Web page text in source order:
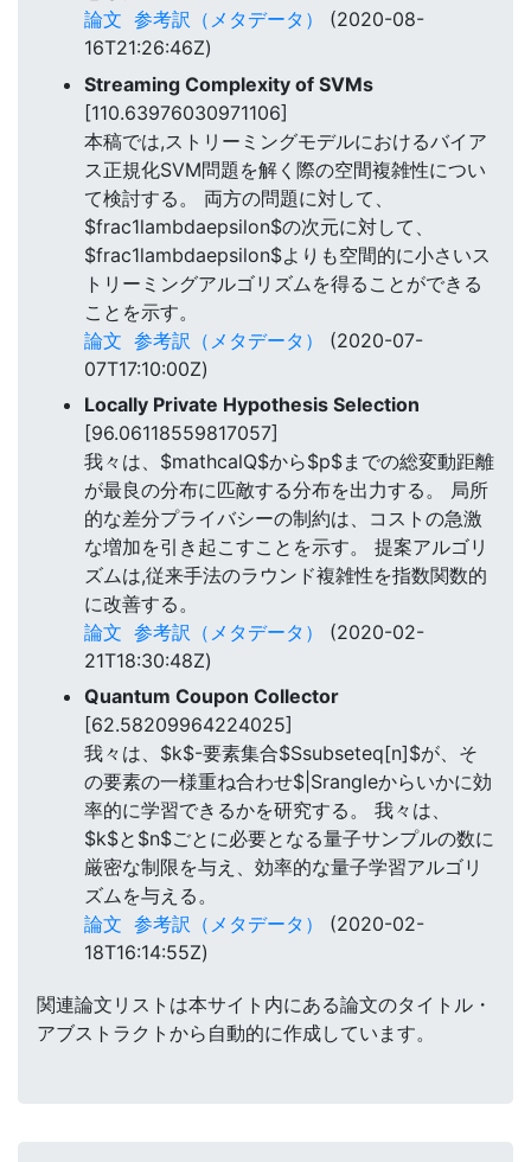
論文 参考訳（メタデータ）
(2020-08-
16T21:26:46Z)
Streaming Complexity of SVMs
[110.63976030971106]
本稿では,ストリーミングモデルにおけるバイア
ス正規化SVM問題を解く際の空間複雑性につい
て検討する。 両方の問題に対して、
$frac1lambdaepsilon$の次元に対して、
$frac1lambdaepsilon$よりも空間的に小さいス
トリーミングアルゴリズムを得ることができる
ことを示す。
論文 参考訳（メタデータ）
(2020-07-
07T17:10:00Z)
Locally Private Hypothesis Selection
[96.06118559817057]
我々は、$mathcalQ$から$p$までの総変動距離
が最良の分布に匹敵する分布を出力する。 局所
的な差分プライバシーの制約は、コストの急激
な増加を引き起こすことを示す。 提案アルゴリ
ズムは,従来手法のラウンド複雑性を指数関数的
に改善する。
論文 参考訳（メタデータ）
(2020-02-
21T18:30:48Z)
Quantum Coupon Collector
[62.58209964224025]
我々は、$k$-要素集合$Ssubseteq[n]$が、そ
の要素の一様重ね合わせ$|Srangleからいかに効
率的に学習できるかを研究する。 我々は、
$k$と$n$ごとに必要となる量子サンプルの数に
厳密な制限を与え、効率的な量子学習アルゴリ
ズムを与える。
論文 参考訳（メタデータ）
(2020-02-
18T16:14:55Z)
関連論文リストは本サイト内にある論文のタイトル・
アブストラクトから自動的に作成しています。